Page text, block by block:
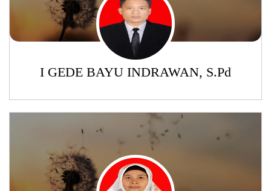
I GEDE BAYU INDRAWAN, S.Pd